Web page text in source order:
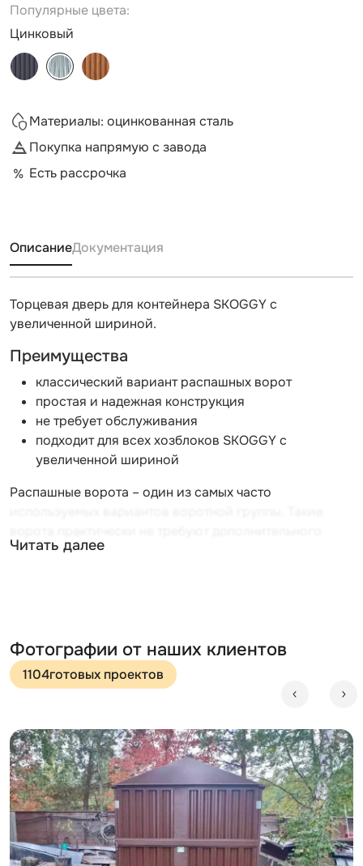
Популярные цвета:
Цинковый
Материалы: оцинкованная сталь
Покупка напрямую с завода
Есть рассрочка
ОписаниеДокументация
Торцевая дверь для контейнера SKOGGY с
увеличенной шириной.
Преимущества
классический вариант распашных ворот
простая и надежная конструкция
не требует обслуживания
подходит для всех хозблоков SKOGGY с
увеличенной шириной
Распашные ворота – один из самых часто
обслуживания, а при грамотной установке служат
Читать далее
Фотографии от наших клиентов
1104готовых проектов